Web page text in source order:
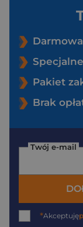
Pakiet
Brak
Twój e-mail
*Akceptuję